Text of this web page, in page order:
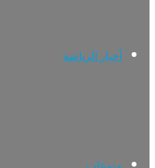
أخبار الرياضة
منوعات